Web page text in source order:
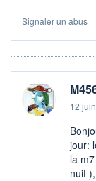
Signaler un abus
12
jour:
la
nuit